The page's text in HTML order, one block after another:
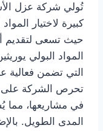
تُولي شركة عزل
كبيرة لاختيار
حيث تسعى لتقديم
المواد البولي
التي تضمن فعالية
تحرص الشركة على
في مشاريعها، مما
المدى الطويل.